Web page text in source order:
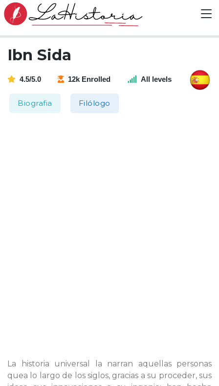
Ibn Sida
4.5/5.0 12k Enrolled All levels
Biografia Filólogo
La historia universal la narran aquellas personas
quea lo largo de los siglos, gracias a su proceder, sus